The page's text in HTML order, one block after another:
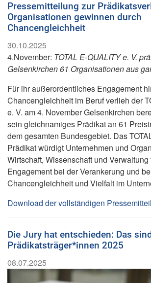
Pressemitteilung zur
Organisationen gewinnen durch
Chancengleichheit
30.10.2025
4.November: TOTAL E-QUALITY e. V.
Gelsenkirchen 61 Organisationen aus
Für ihr außerordentliches Engagement
Chancengleichheit im Beruf verlieh der
e. V. am 4. November Gelsenkirchen
sein gleichnamiges Prädikat an 61
dem gesamten Bundesgebiet. Das
Prädikat würdigt Unternehmen und
Wirtschaft, Wissenschaft und Verwaltung
Engagement bei der Verankerung und
Chancengleichheit und Vielfalt im
Download der vollständigen
Die Jury hat entschieden: Das
Prädikatsträger*innen 2025
08.07.2025